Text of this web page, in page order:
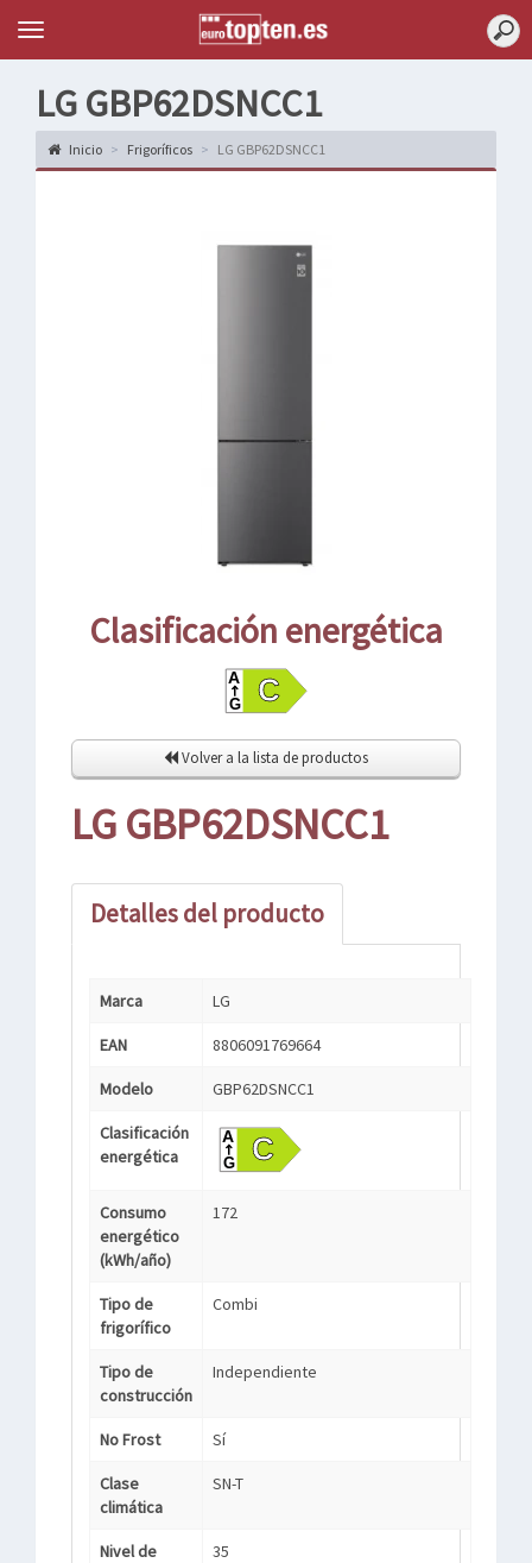
Topten
Menu
LG GBP62DSNCC1
Inicio Frigoríficos LG GBP62DSNCC1
Clasificación energética
Volver a la lista de productos
LG GBP62DSNCC1
Detalles del producto
Marca LG
EAN 8806091769664
Modelo GBP62DSNCC1
Clasificación
energética
Consumo
energético
(kWh/año)
172
Tipo de
frigorífico
Combi
Tipo de
construcción
Independiente
No Frost Sí
Clase
climática
SN-T
Nivel de
35